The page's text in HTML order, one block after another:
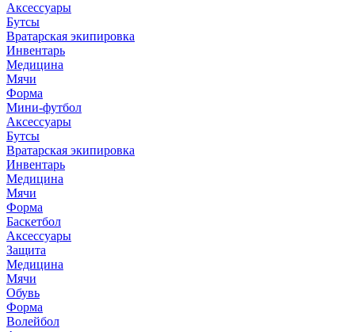
Аксессуары
Бутсы
Вратарская экипировка
Инвентарь
Медицина
Мячи
Форма
Мини-футбол
Аксессуары
Бутсы
Вратарская экипировка
Инвентарь
Медицина
Мячи
Форма
Баскетбол
Аксессуары
Защита
Медицина
Мячи
Обувь
Форма
Волейбол